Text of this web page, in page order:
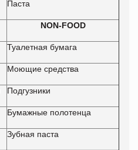
Паста
NON-FOOD
Туалетная бумага
Моющие средства
Подгузники
Бумажные полотенца
Зубная паста